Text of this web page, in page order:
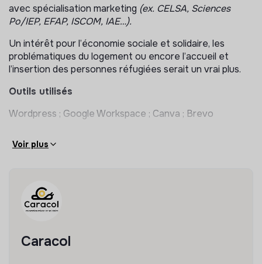
Les missions
En collaboration étroite avec la direction générale et
les différents membres du Comité de direction, et avec
l’appui régulier (1/2 jour par semaine) d’un expert sénior
en communication et fundraising, vos missions seront :
1. Contribution stratégique
Participation à lastratégie de communication
éditoriale.
> différenciation dans l’écosystème du logement, de
l’intercalaire et de l’inclusion.
Contribution à la communication autour des enjeux
de développement (propriétaires, institutionnels,
avec spécialisation marketing (ex. CELSA, Sciences
Po/IEP, EFAP, ISCOM, IAE…).
Un intérêt pour l’économie sociale et solidaire, les
problématiques du logement ou encore l’accueil et
l’insertion des personnes réfugiées serait un vrai plus.
Outils utilisés
Wordpress ; Google Workspace ; Canva ; Brevo
Voir plus
Caracol